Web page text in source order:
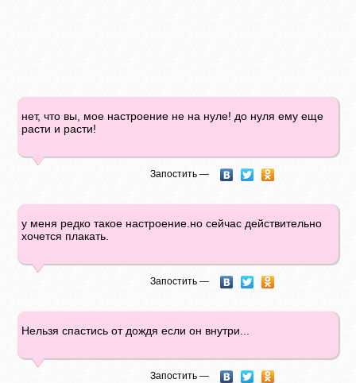
нет, что вы, мое настроение не на нуле! до нуля ему еще
расти и расти!
Запостить —
у меня редко такое настроение.но сейчас действительно
хочется плакать.
Запостить —
Нельзя спастись от дождя если он внутри...
Запостить —